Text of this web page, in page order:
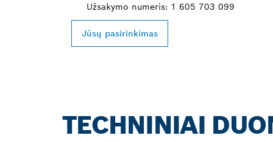
Užsakymo numeris: 1 605 703 099
Jūsų pasirinkimas
TECHNINIAI